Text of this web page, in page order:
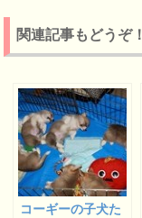
関連記事もどうぞ！
コーギーの子犬た